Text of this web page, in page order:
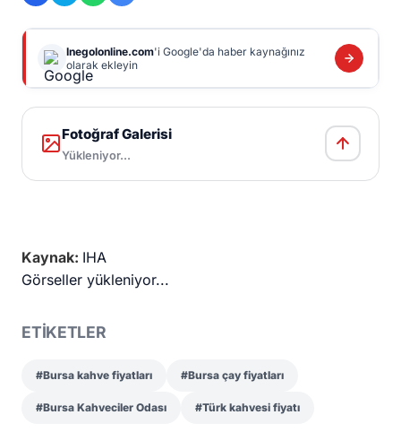
Inegolonline.com'i Google'da haber kaynağınız
olarak ekleyin
Fotoğraf Galerisi
Yükleniyor...
Kaynak: IHA
Görseller yükleniyor...
ETİKETLER
#Bursa kahve fiyatları #Bursa çay fiyatları
#Bursa Kahveciler Odası #Türk kahvesi fiyatı